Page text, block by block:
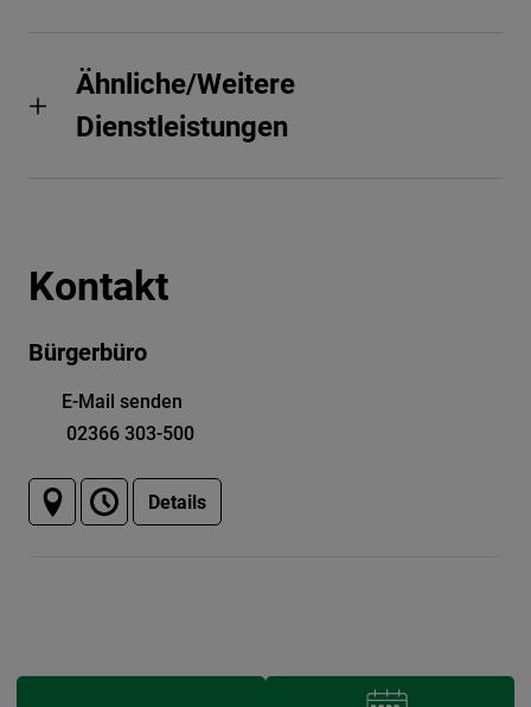
Ähnliche/Weitere
Dienstleistungen
Kontakt
Bürgerbüro
E-Mail senden
02366 303-500
Details